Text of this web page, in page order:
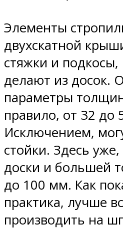
Элементы
двухскатной
стяжки и
делают из досок.
параметры
правило, от 32 до
Исключением,
стойки. Здесь
доски и большей
до 100 мм. Как
практика, лучше
производить на